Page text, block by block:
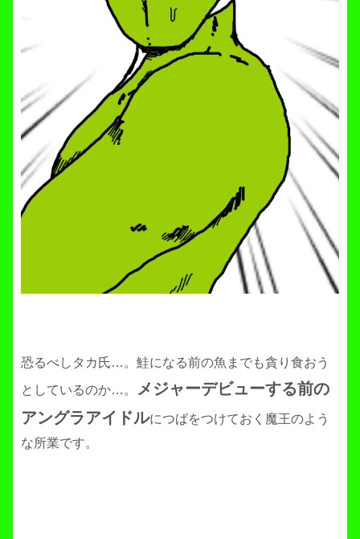
恐るべしタカ氏…。鮭になる前の魚までも貪り食おう
としているのか…。 メジャーデビューする前の
アングラアイドルにつばをつけておく魔王のよう
な所業です。